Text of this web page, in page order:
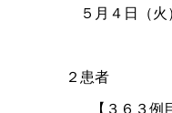
５月４日（火
２患者
【３６３例